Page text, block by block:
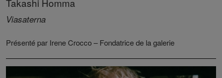
Takashi Homma
Viasaterna
Présenté par Irene Crocco – Fondatrice de la galerie